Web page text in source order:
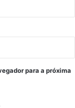
para a próxima